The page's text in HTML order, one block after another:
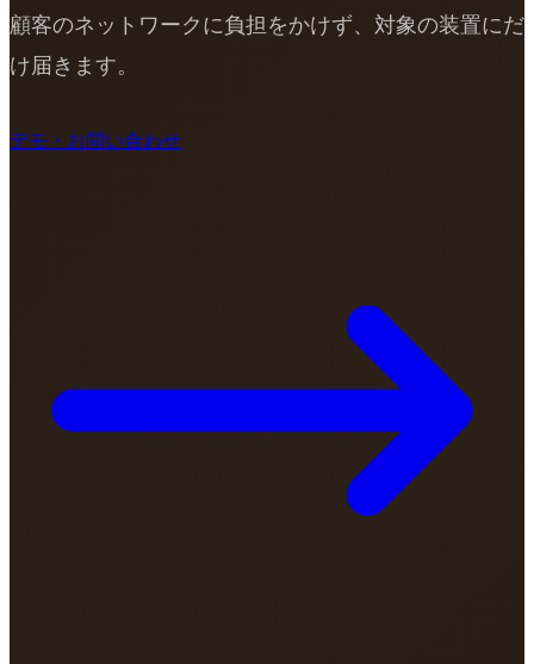
顧客のネットワークに負担をかけず、対象の装置にだ
け届きます。
デモ・お問い合わせ